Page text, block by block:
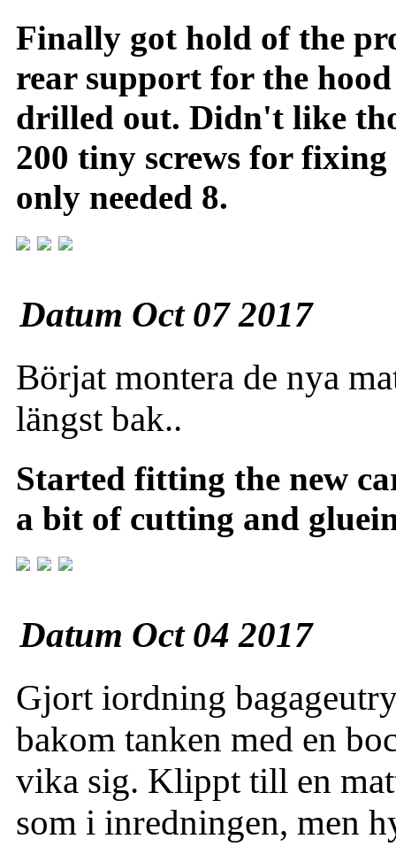
Finally got hold of the
rear support for the
drilled out. Didn't like
200 tiny screws for
only needed 8.
Datum Oct 07 2017
Börjat montera de nya
längst bak..
Started fitting the new
a bit of cutting and
Datum Oct 04 2017
Gjort iordning
bakom tanken med en
vika sig. Klippt till en
som i inredningen, men